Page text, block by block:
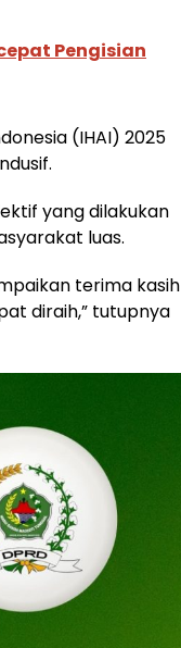
Pengisian
(IHAI) 2025
yang dilakukan
luas.
terima kasih
diraih,” tutupnya